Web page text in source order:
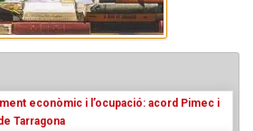
econòmic i l’ocupació: acord Pimec i
Tarragona